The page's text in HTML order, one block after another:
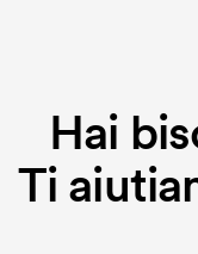
Hai
Ti